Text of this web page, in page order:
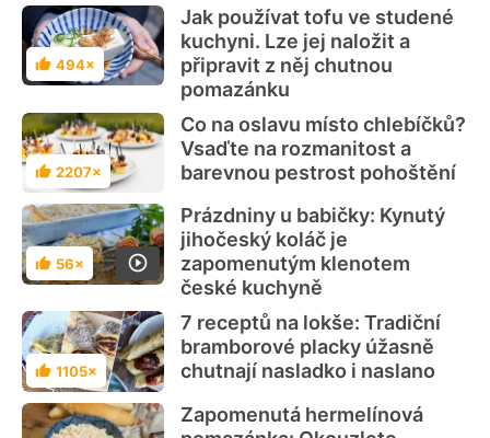
Hodnocení
494×
Jak používat tofu ve studené
kuchyni. Lze jej naložit a
připravit z něj chutnou
pomazánku
Hodnocení
2207×
Co na oslavu místo chlebíčků?
Vsaďte na rozmanitost a
barevnou pestrost pohoštění
Hodnocení
56×
Prázdniny u babičky: Kynutý
jihočeský koláč je
zapomenutým klenotem
české kuchyně
Hodnocení
1105×
7 receptů na lokše: Tradiční
bramborové placky úžasně
chutnají nasladko i naslano
Zapomenutá hermelínová